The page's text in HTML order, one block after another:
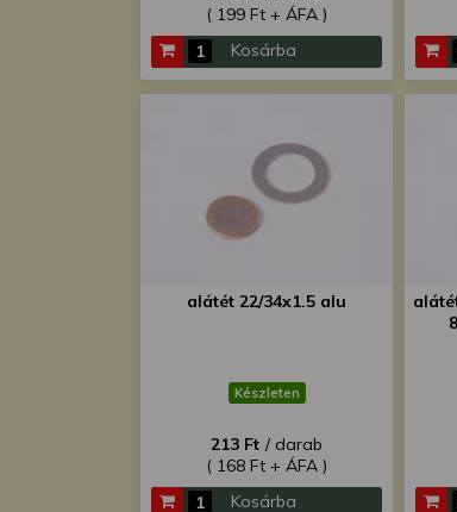
( 199 Ft + ÁFA )
Kosárba
alátét 22/34x1.5 alu
Készleten
213 Ft / darab
( 168 Ft + ÁFA )
Kosárba